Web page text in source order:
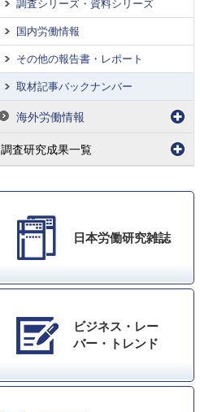
調査シリーズ・資料シリーズ
国内労働情報
その他の報告書・レポート
取材記事バックナンバー
海外労働情報
調査研究成果一覧
日本労働研究雑誌
ビジネス・レー
バー・トレンド